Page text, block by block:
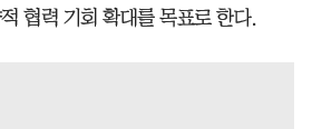
협력 기회 확대를 목표로 한다.